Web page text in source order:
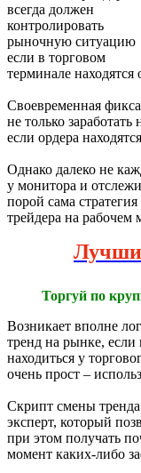
всегда должен
контролировать
рыночную ситуацию
если в торговом
терминале находятся
Своевременная
не только
если ордера
Однако далеко не
у монитора и
порой сама
трейдера на рабочем
Торгуй по
Возникает вполне
тренд на рынке,
находиться у
очень прост –
Скрипт смены
эксперт, который
при этом получать
момент каких-либо